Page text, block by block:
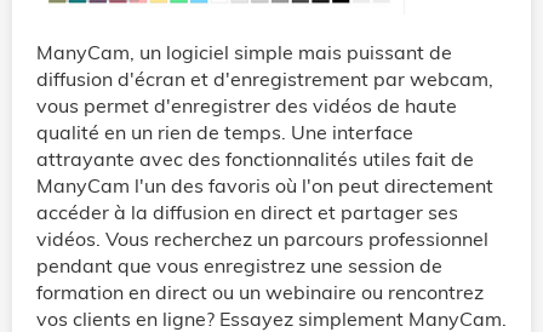
ManyCam, un logiciel simple mais puissant de
diffusion d'écran et d'enregistrement par webcam,
vous permet d'enregistrer des vidéos de haute
qualité en un rien de temps. Une interface
attrayante avec des fonctionnalités utiles fait de
ManyCam l'un des favoris où l'on peut directement
accéder à la diffusion en direct et partager ses
vidéos. Vous recherchez un parcours professionnel
pendant que vous enregistrez une session de
formation en direct ou un webinaire ou rencontrez
vos clients en ligne? Essayez simplement ManyCam.